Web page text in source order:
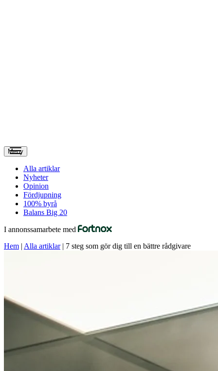
Meny
Alla artiklar
Nyheter
Opinion
Fördjupning
100% byrå
Balans Big 20
I annonssamarbete med
Hem | Alla artiklar| 7 steg som gör dig till en bättre rådgivare